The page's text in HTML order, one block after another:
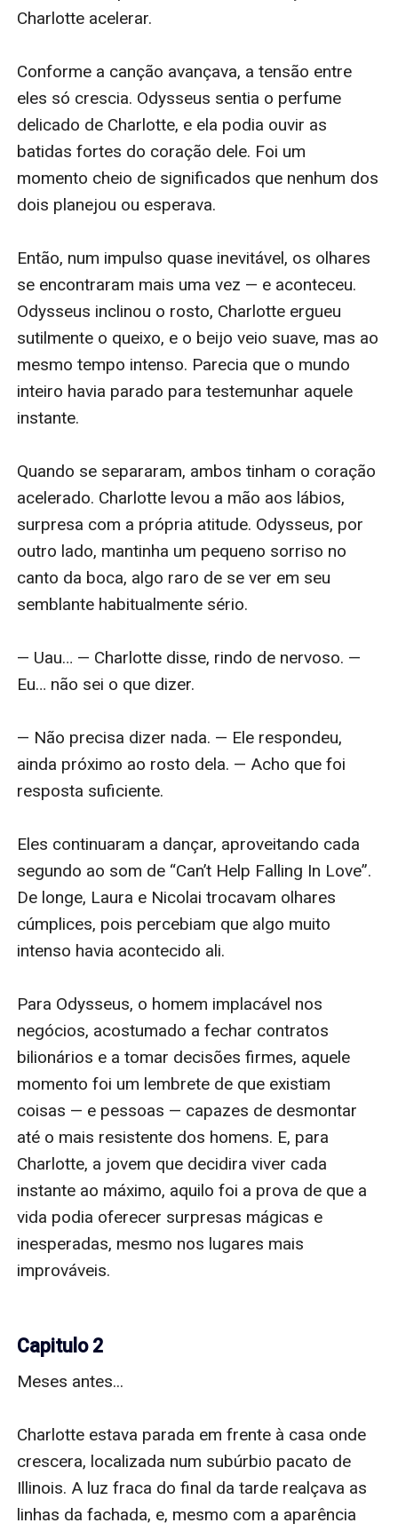
Charlotte acelerar.
Conforme a canção avançava, a tensão entre
eles só crescia. Odysseus sentia o perfume
delicado de Charlotte, e ela podia ouvir as
batidas fortes do coração dele. Foi um
momento cheio de significados que nenhum dos
dois planejou ou esperava.
Então, num impulso quase inevitável, os olhares
se encontraram mais uma vez — e aconteceu.
Odysseus inclinou o rosto, Charlotte ergueu
sutilmente o queixo, e o beijo veio suave, mas ao
mesmo tempo intenso. Parecia que o mundo
inteiro havia parado para testemunhar aquele
instante.
Quando se separaram, ambos tinham o coração
acelerado. Charlotte levou a mão aos lábios,
surpresa com a própria atitude. Odysseus, por
outro lado, mantinha um pequeno sorriso no
canto da boca, algo raro de se ver em seu
semblante habitualmente sério.
— Uau… — Charlotte disse, rindo de nervoso. —
Eu… não sei o que dizer.
— Não precisa dizer nada. — Ele respondeu,
ainda próximo ao rosto dela. — Acho que foi
resposta suficiente.
Eles continuaram a dançar, aproveitando cada
segundo ao som de “Can’t Help Falling In Love”.
De longe, Laura e Nicolai trocavam olhares
cúmplices, pois percebiam que algo muito
intenso havia acontecido ali.
Para Odysseus, o homem implacável nos
negócios, acostumado a fechar contratos
bilionários e a tomar decisões firmes, aquele
momento foi um lembrete de que existiam
coisas — e pessoas — capazes de desmontar
até o mais resistente dos homens. E, para
Charlotte, a jovem que decidira viver cada
instante ao máximo, aquilo foi a prova de que a
vida podia oferecer surpresas mágicas e
inesperadas, mesmo nos lugares mais
improváveis.
Capitulo 2
Meses antes...
Charlotte estava parada em frente à casa onde
crescera, localizada num subúrbio pacato de
Illinois. A luz fraca do final da tarde realçava as
linhas da fachada, e, mesmo com a aparência